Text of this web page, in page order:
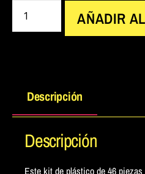
AÑADIR
Descripción
Descripción
Este kit de plástico de 46